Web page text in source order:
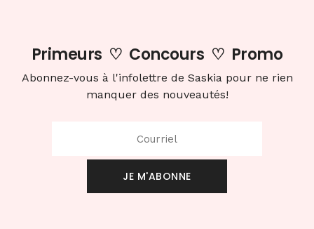
Primeurs ♡ Concours ♡ Promo
Abonnez-vous à l'infolettre de Saskia pour ne rien
manquer des nouveautés!